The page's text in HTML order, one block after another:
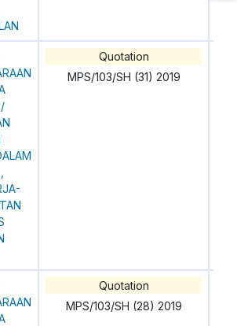
Quotation
MPS/103/SH (31) 2019
Quotation
MPS/103/SH (28) 2019